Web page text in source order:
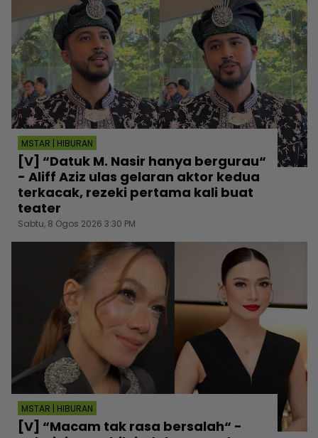
MSTAR | HIBURAN
[V] “Datuk M. Nasir hanya bergurau“
- Aliff Aziz ulas gelaran aktor kedua
terkacak, rezeki pertama kali buat
teater
Sabtu, 8 Ogos 2026 3:30 PM
MSTAR | HIBURAN
[V] “Macam tak rasa bersalah“ -